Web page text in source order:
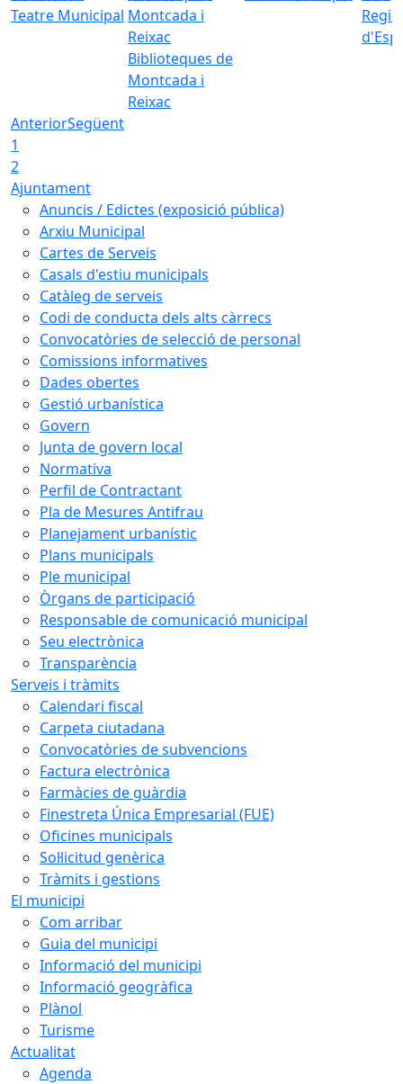
Teatre Municipal
Biblioteques de
Montcada i
Reixac
AnteriorSegüent
1
2
Ajuntament
Anuncis / Edictes (exposició pública)
Arxiu Municipal
Cartes de Serveis
Casals d'estiu municipals
Catàleg de serveis
Codi de conducta dels alts càrrecs
Convocatòries de selecció de personal
Comissions informatives
Dades obertes
Gestió urbanística
Govern
Junta de govern local
Normativa
Perfil de Contractant
Pla de Mesures Antifrau
Planejament urbanístic
Plans municipals
Ple municipal
Òrgans de participació
Responsable de comunicació municipal
Seu electrònica
Transparència
Serveis i tràmits
Calendari fiscal
Carpeta ciutadana
Convocatòries de subvencions
Factura electrònica
Farmàcies de guàrdia
Finestreta Única Empresarial (FUE)
Oficines municipals
Sol·licitud genèrica
Tràmits i gestions
El municipi
Com arribar
Guia del municipi
Informació del municipi
Informació geogràfica
Plànol
Turisme
Actualitat
Agenda